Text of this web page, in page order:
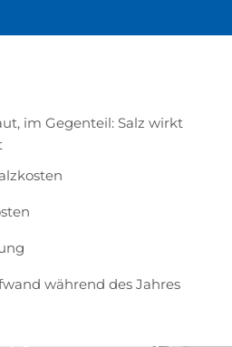
im Gegenteil: Salz wirkt
während des Jahres